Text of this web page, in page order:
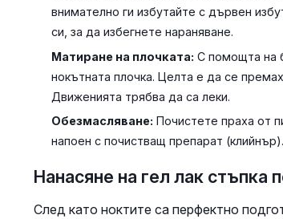
внимателно ги избутайте с дървен
си, за да избегнете нараняване.
Матиране на плочката: С помощта на
нокътната плочка. Целта е да се
Движенията трябва да са леки.
Обезмасляване: Почистете праха от
напоен с почистващ препарат
Нанасяне на гел лак стъпка
След като ноктите са перфектно